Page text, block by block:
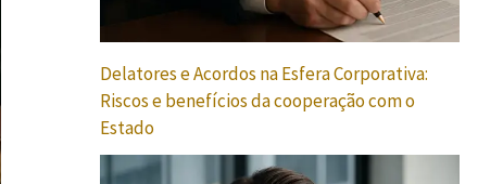
Delatores e Acordos na Esfera Corporativa:
Riscos e benefícios da cooperação com o
Estado